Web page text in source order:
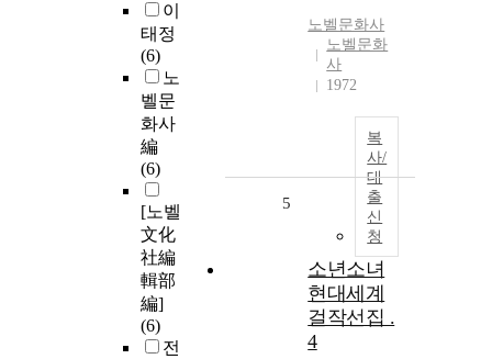
이
태정
(6)
노
벨문
화사
編
(6)
[노벨
文化
社編
輯部
編]
(6)
전
노벨문화사
노벨문화
사
1972
복
사/
대
출
신
청
5
소년소녀
현대세계
걸작선집 .
4